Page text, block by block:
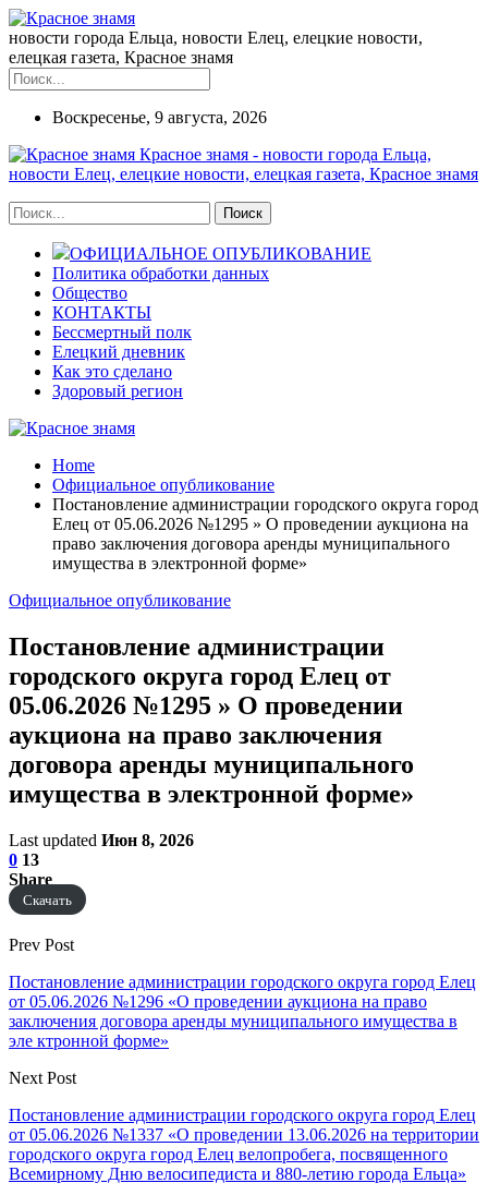
новости города Ельца, новости Елец, елецкие новости,
елецкая газета, Красное знамя
Воскресенье, 9 августа, 2026
Красное знамя - новости города Ельца,
новости Елец, елецкие новости, елецкая газета, Красное знамя
ОФИЦИАЛЬНОЕ ОПУБЛИКОВАНИЕ
Политика обработки данных
Общество
КОНТАКТЫ
Бессмертный полк
Елецкий дневник
Как это сделано
Здоровый регион
Home
Официальное опубликование
Постановление администрации городского округа город
Елец от 05.06.2026 №1295 » О проведении аукциона на
право заключения договора аренды муниципального
имущества в электронной форме»
Официальное опубликование
Постановление администрации
городского округа город Елец от
05.06.2026 №1295 » О проведении
аукциона на право заключения
договора аренды муниципального
имущества в электронной форме»
Last updated Июн 8, 2026
0 13
Share
Скачать
Prev Post
Постановление администрации городского округа город Елец
от 05.06.2026 №1296 «О проведении аукциона на право
заключения договора аренды муниципального имущества в
эле ктронной форме»
Next Post
Постановление администрации городского округа город Елец
от 05.06.2026 №1337 «О проведении 13.06.2026 на территории
городского округа город Елец велопробега, посвященного
Всемирному Дню велосипедиста и 880-летию города Ельца»